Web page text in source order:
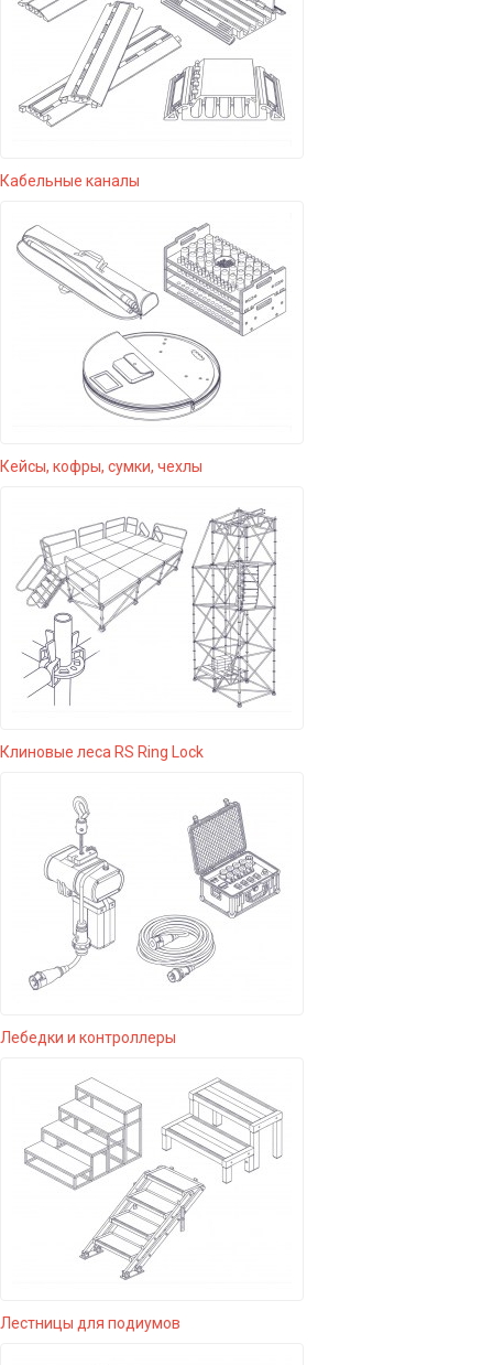
Кабельные каналы
Кейсы, кофры, сумки, чехлы
Клиновые леса RS Ring Lock
Лебедки и контроллеры
Лестницы для подиумов